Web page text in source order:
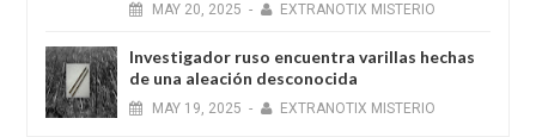
MAY 20, 2025 - EXTRANOTIX MISTERIO
Investigador ruso encuentra varillas hechas
de una aleación desconocida
MAY 19, 2025 - EXTRANOTIX MISTERIO